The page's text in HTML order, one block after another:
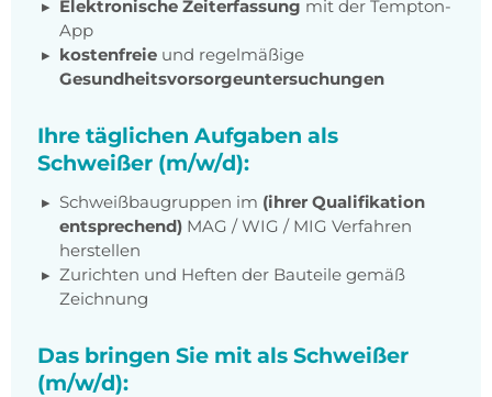
Elektronische Zeiterfassung mit der Tempton-
App
kostenfreie und regelmäßige
Gesundheitsvorsorgeuntersuchungen
Ihre täglichen Aufgaben als
Schweißer (m/w/d):
Schweißbaugruppen im (ihrer Qualifikation
entsprechend) MAG / WIG / MIG Verfahren
herstellen
Zurichten und Heften der Bauteile gemäß
Zeichnung
Das bringen Sie mit als Schweißer
(m/w/d):